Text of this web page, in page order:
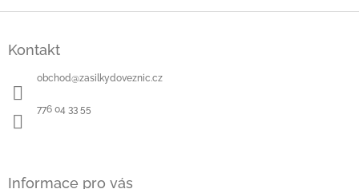
Kontakt
obchod@zasilkydoveznic.cz
776 04 33 55
Informace pro vás